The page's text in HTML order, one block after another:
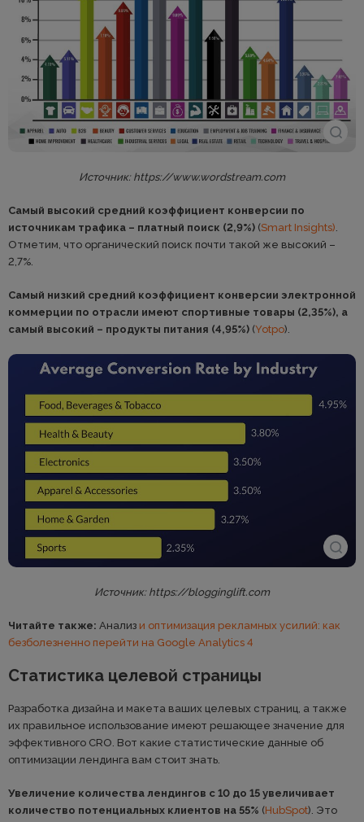
Источник: https://www.wordstream.com
Самый высокий средний коэффициент конверсии по
источникам трафика – платный поиск (2,9%) (Smart Insights)
Отметим, что органический поиск почти такой же высокий –
2,7%.
Самый низкий средний коэффициент конверсии электронной
коммерции по отрасли имеют спортивные товары (2,35%), а
самый высокий – продукты питания (4,95%) (Yotpo).
Источник: https://blogginglift.com
Читайте также: Анализ и оптимизация рекламных усилий: как
безболезненно перейти на Google Analytics 4
Статистика целевой страницы
Разработка дизайна и макета ваших целевых страниц, а также
их правильное использование имеют решающее значение для
эффективного CRO. Вот какие статистические данные об
оптимизации лендинга вам стоит знать.
Увеличение количества лендингов с 10 до 15 увеличивает
количество потенциальных клиентов на 55% (HubSpot). Это